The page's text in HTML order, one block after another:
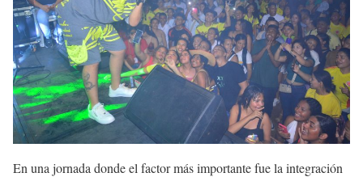
En una jornada donde el factor más importante fue la integración